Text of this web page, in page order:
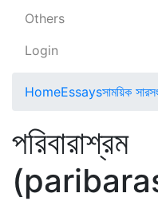
Others
Login
HomeEssaysসাময়িক
পরিবারাশ্রম